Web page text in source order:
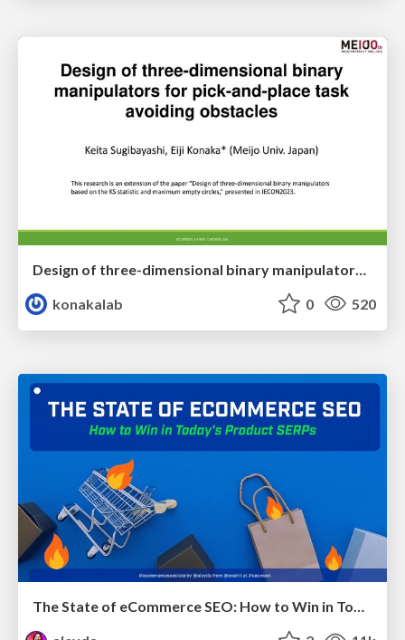
konakalab
0 520
The State of eCommerce SEO: How to Win in Today's Products SERPs - #SEOweek